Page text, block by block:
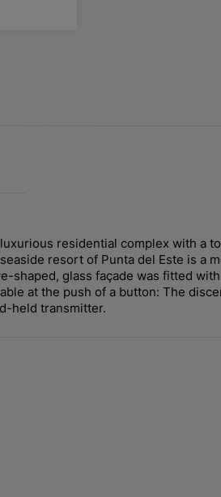
residential complex with a
resort of Punta del Este is a
shaped, glass façade was fitted
at the push of a button: The
held transmitter.